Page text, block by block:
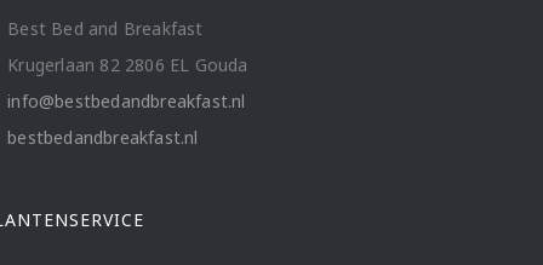
Best Bed and Breakfast
Krugerlaan 82 2806 EL Gouda
info@bestbedandbreakfast.nl
bestbedandbreakfast.nl